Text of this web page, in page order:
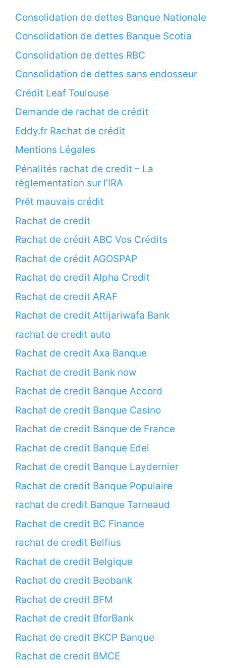
Consolidation de dettes Banque Nationale
Consolidation de dettes Banque Scotia
Consolidation de dettes RBC
Consolidation de dettes sans endosseur
Crédit Leaf Toulouse
Demande de rachat de crédit
Eddy.fr Rachat de crédit
Mentions Légales
Pénalités rachat de credit – La
réglementation sur l’IRA
Prêt mauvais crédit
Rachat de credit
Rachat de crédit ABC Vos Crédits
Rachat de crédit AGOSPAP
Rachat de credit Alpha Credit
Rachat de credit ARAF
Rachat de credit Attijariwafa Bank
rachat de credit auto
Rachat de credit Axa Banque
Rachat de credit Bank now
Rachat de credit Banque Accord
Rachat de credit Banque Casino
Rachat de credit Banque de France
Rachat de credit Banque Edel
Rachat de credit Banque Laydernier
Rachat de credit Banque Populaire
rachat de credit Banque Tarneaud
Rachat de credit BC Finance
rachat de credit Belfius
Rachat de credit Belgique
Rachat de credit Beobank
Rachat de credit BFM
Rachat de credit BforBank
Rachat de credit BKCP Banque
Rachat de credit BMCE